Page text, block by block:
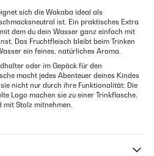
sich die Wakaba ideal als
ist. Ein praktisches Extra
dem du dein Wasser ganz einfach mit
Das Fruchtfleisch bleibt beim Trinken
ein feines, natürliches Aroma.
oder im Gepäck für den
macht jedes Abenteuer deines Kindes
nicht nur durch ihre Funktionalität: Die
Logo machen sie zu einer Trinkflasche,
mit Stolz mitnehmen.